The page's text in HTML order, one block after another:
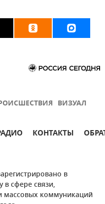
ВИЗУАЛ
КОНТАКТЫ
в
в сфере связи,
массовых коммуникаций